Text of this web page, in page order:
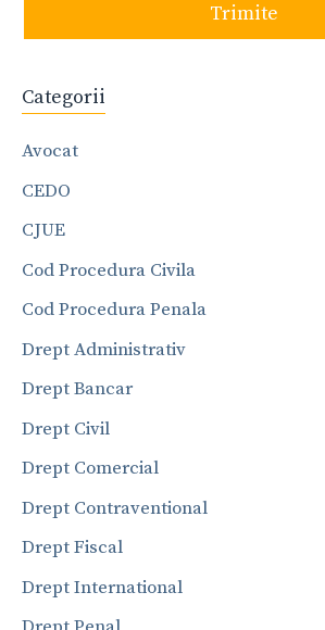
Trimite
Categorii
Avocat
CEDO
CJUE
Cod Procedura Civila
Cod Procedura Penala
Drept Administrativ
Drept Bancar
Drept Civil
Drept Comercial
Drept Contraventional
Drept Fiscal
Drept International